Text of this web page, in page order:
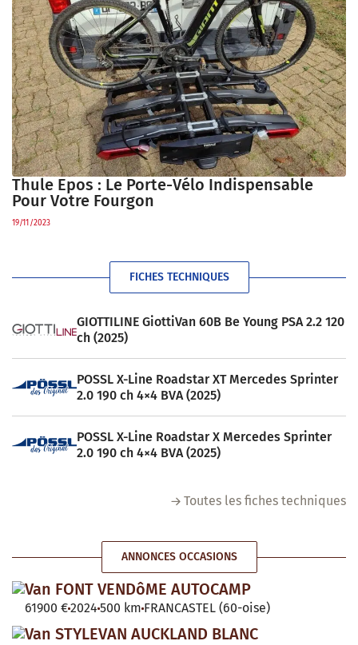
Thule Epos : Le Porte-Vélo Indispensable
Pour Votre Fourgon
19/11/2023
FICHES TECHNIQUES
GIOTTILINE GiottiVan 60B Be Young PSA 2.2 120
ch (2025)
POSSL X-Line Roadstar XT Mercedes Sprinter
2.0 190 ch 4×4 BVA (2025)
POSSL X-Line Roadstar X Mercedes Sprinter
2.0 190 ch 4×4 BVA (2025)
Toutes les fiches techniques
ANNONCES OCCASIONS
Van FONT VENDôME AUTOCAMP
61900 €2024 500 km FRANCASTEL (60-oise)
Van STYLEVAN AUCKLAND BLANC